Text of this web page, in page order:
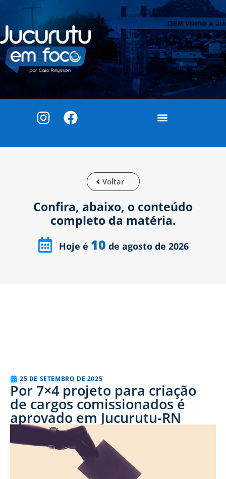
Voltar
Confira, abaixo, o conteúdo
completo da matéria.
Hoje é 10 de agosto de 2026
25 DE SETEMBRO DE 2025
Por 7×4 projeto para criação
de cargos comissionados é
aprovado em Jucurutu-RN